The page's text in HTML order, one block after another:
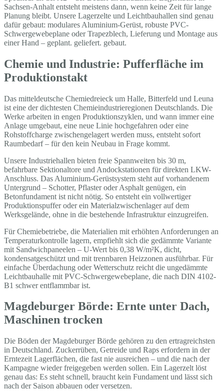
Sachsen-Anhalt entsteht meistens dann, wenn keine Zeit für lange
Planung bleibt. Unsere Lagerzelte und Leichtbauhallen sind genau
dafür gebaut: modulares Aluminium-Gerüst, robuste PVC-
Schwergewebeplane oder Trapezblech, Lieferung und Montage aus
einer Hand – geplant. geliefert. gebaut.
Chemie und Industrie: Pufferfläche im
Produktionstakt
Das mitteldeutsche Chemiedreieck um Halle, Bitterfeld und Leuna
ist eine der dichtesten Chemieindustrieregionen Deutschlands. Die
Werke arbeiten in engen Produktionszyklen, und wann immer eine
Anlage umgebaut, eine neue Linie hochgefahren oder eine
Rohstoffcharge zwischengelagert werden muss, entsteht sofort
Raumbedarf – für den kein Neubau in Frage kommt.
Unsere Industriehallen bieten freie Spannweiten bis 30 m,
befahrbare Sektionaltore und Andockstationen für direkten LKW-
Anschluss. Das Aluminium-Gerüstsystem steht auf vorhandenem
Untergrund – Schotter, Pflaster oder Asphalt genügen, ein
Betonfundament ist nicht nötig. So entsteht ein vollwertiger
Produktionspuffer oder ein Materialzwischenlager auf dem
Werksgelände, ohne in die bestehende Infrastruktur einzugreifen.
Für Chemiebetriebe, die Materialien mit erhöhten Anforderungen an
Temperaturkontrolle lagern, empfiehlt sich die gedämmte Variante
mit Sandwichpaneelen – U-Wert bis 0,38 W/m²K, dicht,
kondensatgeschützt und mit trennbaren Heizzonen ausführbar. Für
einfache Überdachung oder Wetterschutz reicht die ungedämmte
Leichtbauhalle mit PVC-Schwergewebeplane, die nach DIN 4102-
B1 schwer entflammbar ist.
Magdeburger Börde: Ernte unter Dach,
Maschinen trocken
Die Böden der Magdeburger Börde gehören zu den ertragreichsten
in Deutschland. Zuckerrüben, Getreide und Raps erfordern in der
Erntezeit Lagerflächen, die fast nie ausreichen – und die nach der
Kampagne wieder freigegeben werden sollen. Ein Lagerzelt löst
genau das: Es steht schnell, braucht kein Fundament und lässt sich
nach der Saison abbauen oder versetzen.